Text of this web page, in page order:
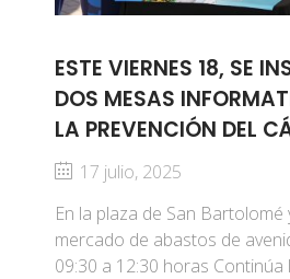
ESTE VIERNES 18, SE
DOS MESAS
LA PREVENCIÓN DEL
17 julio, 2025
En la plaza de San
mercado de abastos de
09:30 a 12:30 horas Continúa